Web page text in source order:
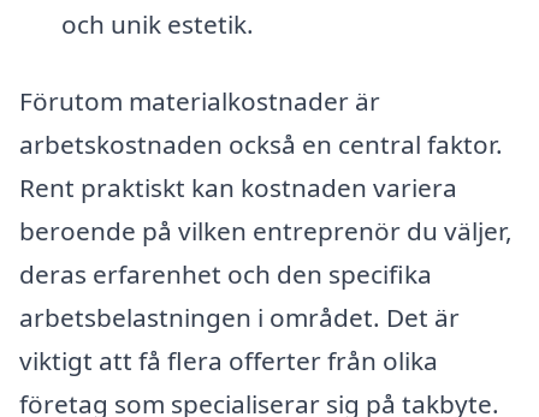
och unik estetik.
Förutom materialkostnader är
arbetskostnaden också en central faktor.
Rent praktiskt kan kostnaden variera
beroende på vilken entreprenör du väljer,
deras erfarenhet och den specifika
arbetsbelastningen i området. Det är
viktigt att få flera offerter från olika
företag som specialiserar sig på takbyte.